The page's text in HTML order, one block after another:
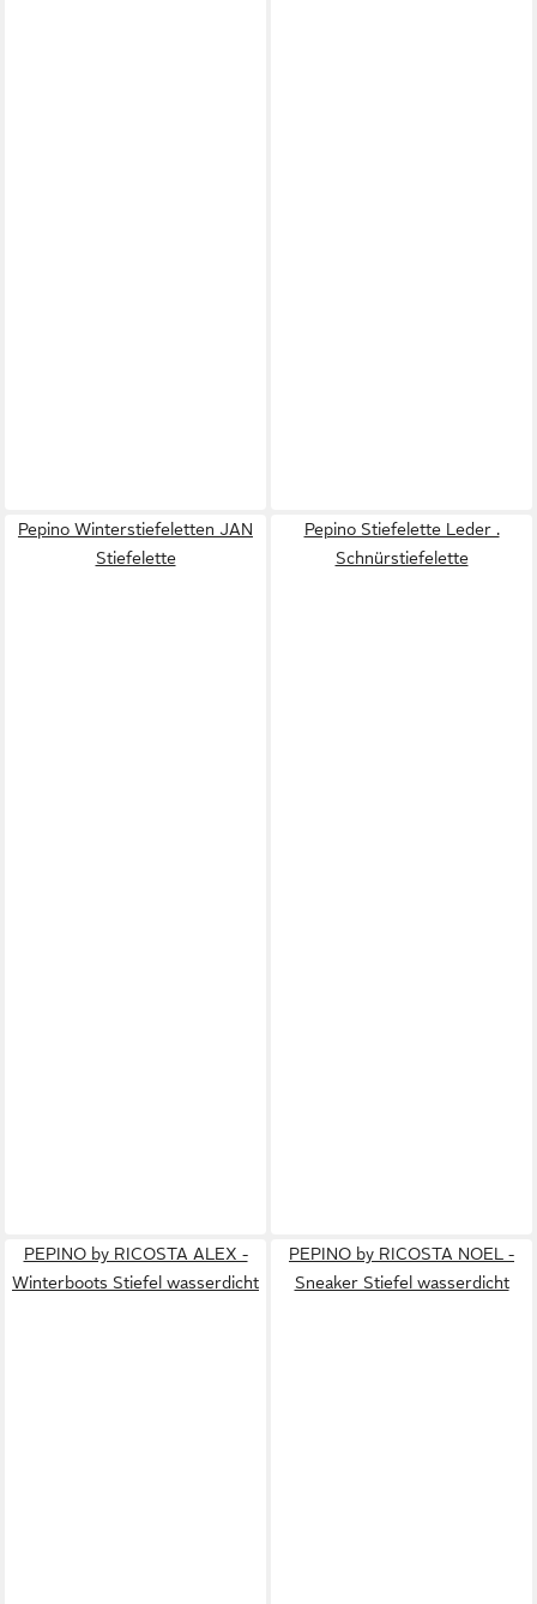
Pepino Winterstiefeletten JAN
Stiefelette
Pepino Stiefelette Leder .
Schnürstiefelette
PEPINO by RICOSTA ALEX -
Winterboots Stiefel wasserdicht
PEPINO by RICOSTA NOEL -
Sneaker Stiefel wasserdicht